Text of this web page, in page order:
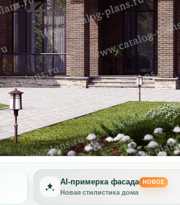
AI-примерка фасада НОВОЕ
Новая стилистика дома
Другая отделка фасада